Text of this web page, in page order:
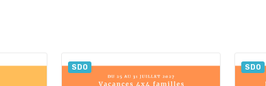
SDO SDO